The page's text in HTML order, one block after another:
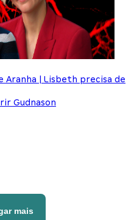
Aranha | Lisbeth precisa de
Gudnason
mais